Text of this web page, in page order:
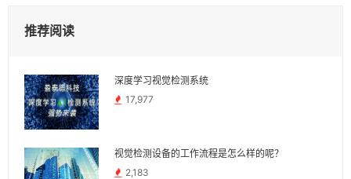
推荐阅读
深度学习视觉检测系统
17,977
视觉检测设备的工作流程是怎么样的呢？
2,183